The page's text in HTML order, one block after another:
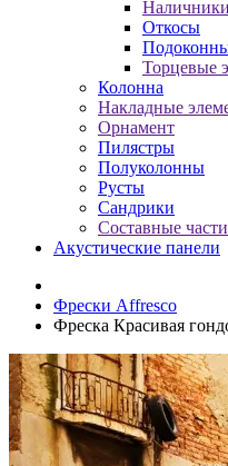
Наличники
Откосы
Торцевые
Колонна
Накладные
Орнамент
Пилястры
Полуколонны
Русты
Сандрики
Составные части
Акустические панели
Фрески Affresco
Фреска Красивая